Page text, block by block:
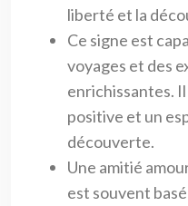
liberté et la
Ce signe est
voyages et des
enrichissantes.
positive et un
découverte.
Une amitié
est souvent